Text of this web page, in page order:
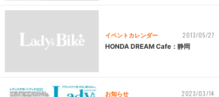
イベントカレンダー 2013/05/27
HONDA DREAM Cafe：静岡
お知らせ 2023/03/14